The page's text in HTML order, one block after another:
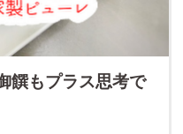
饌もプラス思考で